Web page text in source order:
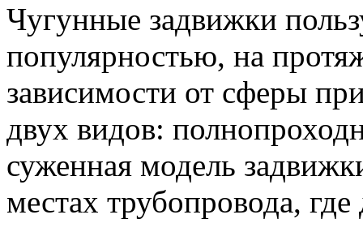
Чугунные задвижки
популярностью, на
зависимости от сферы
двух видов:
суженная модель
местах трубопровода,